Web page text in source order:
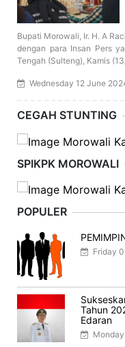
Bupati Morowali, Ir. H. A
dengan para Insan Pers
Tengah (Sulteng), Kamis
Wednesday 12 June
CEGAH STUNTING
SPIKPK MOROWALI
POPULER
Friday
Tahun
Edaran